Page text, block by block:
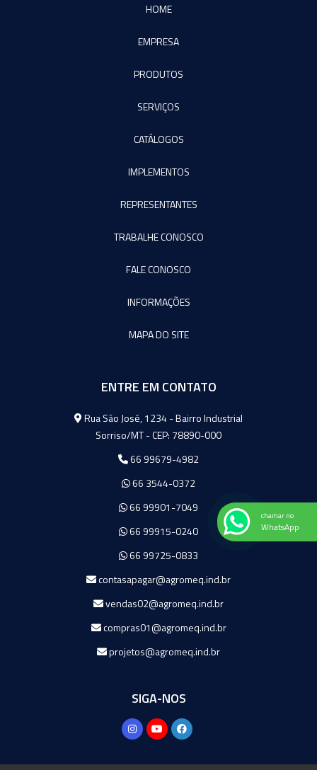
HOME
EMPRESA
PRODUTOS
SERVIÇOS
CATÁLOGOS
IMPLEMENTOS
REPRESENTANTES
TRABALHE CONOSCO
FALE CONOSCO
INFORMAÇÕES
MAPA DO SITE
ENTRE EM CONTATO
Agromeq
Rua São José, 1234 - Bairro Industrial
Sorriso/MT - CEP: 78890-000
66 99679-4982
66 3544-0372
66 99901-7049
66 99915-0240
66 99725-0833
contasapagar@agromeq.ind.br
vendas02@agromeq.ind.br
compras01@agromeq.ind.br
projetos@agromeq.ind.br
SIGA-NOS
chamar no
WhatsApp